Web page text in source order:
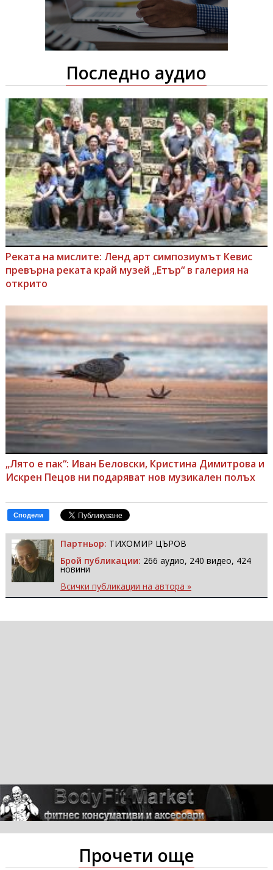
Последно аудио
Реката на мислите: Ленд арт симпозиумът Кевис
превърна реката край музей „Етър“ в галерия на
открито
„Лято е пак“: Иван Беловски, Кристина Димитрова и
Искрен Пецов ни подаряват нов музикален полъх
Сподели
Партньор: ТИХОМИР ЦЪРОВ
Брой публикации: 266 аудио, 240 видео, 424
новини
Всички публикации на автора »
Прочети още